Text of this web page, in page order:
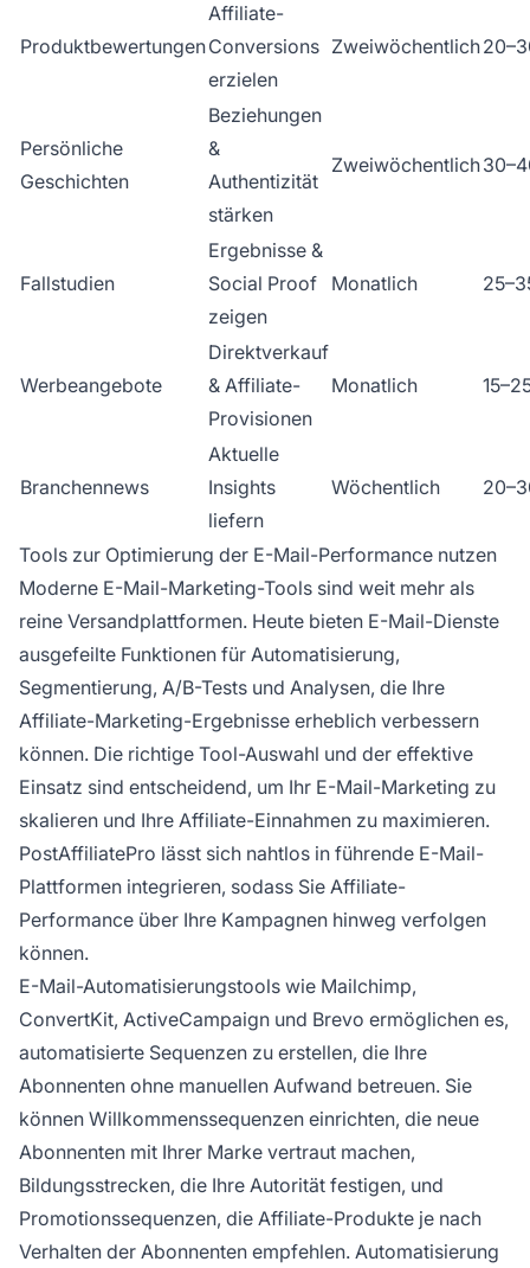
Produktbewertungen
Affiliate-
Conversions
erzielen
Zweiwöchentlich
Persönliche
Geschichten
Beziehungen
&
Authentizität
stärken
Zweiwöchentlich
Fallstudien
Ergebnisse &
Social Proof
zeigen
Monatlich
Werbeangebote
Direktverkauf
& Affiliate-
Provisionen
Monatlich
Branchennews
Aktuelle
Insights
liefern
Wöchentlich
Tools zur Optimierung der E-Mail-Performance nutzen
Moderne E-Mail-Marketing-Tools sind weit mehr als
reine Versandplattformen. Heute bieten E-Mail-Dienste
ausgefeilte Funktionen für Automatisierung,
Segmentierung, A/B-Tests und Analysen, die Ihre
Affiliate-Marketing-Ergebnisse erheblich verbessern
können. Die richtige Tool-Auswahl und der effektive
Einsatz sind entscheidend, um Ihr E-Mail-Marketing zu
skalieren und Ihre Affiliate-Einnahmen zu maximieren.
PostAffiliatePro lässt sich nahtlos in führende E-Mail-
Plattformen integrieren, sodass Sie Affiliate-
Performance über Ihre Kampagnen hinweg verfolgen
können.
E-Mail-Automatisierungstools wie Mailchimp,
ConvertKit, ActiveCampaign und Brevo ermöglichen es,
automatisierte Sequenzen zu erstellen, die Ihre
Abonnenten ohne manuellen Aufwand betreuen. Sie
können Willkommenssequenzen einrichten, die neue
Abonnenten mit Ihrer Marke vertraut machen,
Bildungsstrecken, die Ihre Autorität festigen, und
Promotionssequenzen, die Affiliate-Produkte je nach
Verhalten der Abonnenten empfehlen. Automatisierung